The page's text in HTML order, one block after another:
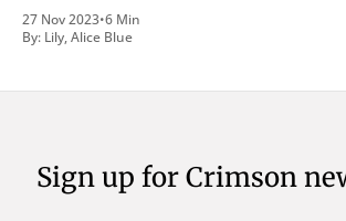
inveniri verbum potest quod magis idem
quod Graece, quam declarat voluptas. Duo
27 Nov 2023•6 Min
By: Lily,Alice Blue
Sign up for Crimson